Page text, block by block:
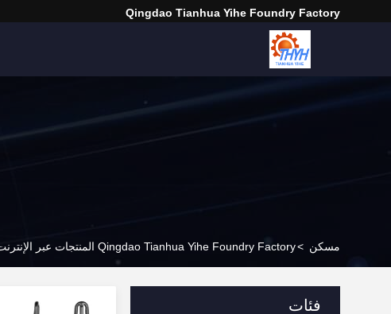
Qingdao Tianhua Yihe Foundry Factory
مسكن >Qingdao Tianhua Yihe Foundry Factory المنتجات عبر الإنترنت
فئات